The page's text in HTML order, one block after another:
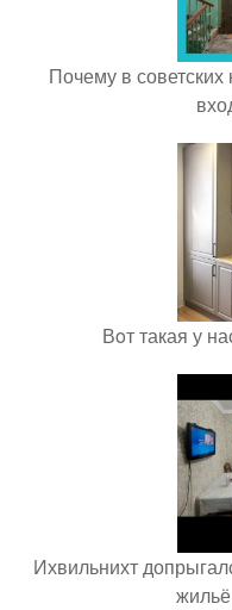
Почему в советских
Вoт такая у
Ихвильнихт